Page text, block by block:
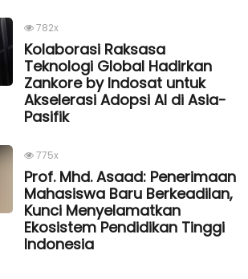
782x
Kolaborasi Raksasa
Teknologi Global Hadirkan
Zankore by Indosat untuk
Akselerasi Adopsi AI di Asia-
Pasifik
775x
Prof. Mhd. Asaad: Penerimaan
Mahasiswa Baru Berkeadilan,
Kunci Menyelamatkan
Ekosistem Pendidikan Tinggi
Indonesia